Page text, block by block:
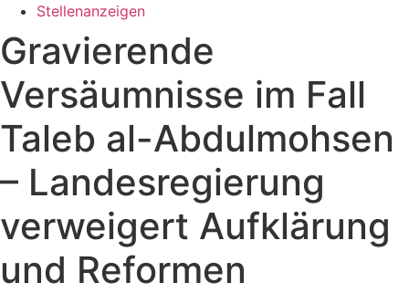
Stellenanzeigen
Gravierende
Versäumnisse im Fall
Taleb al-Abdulmohsen
– Landesregierung
verweigert Aufklärung
und Reformen